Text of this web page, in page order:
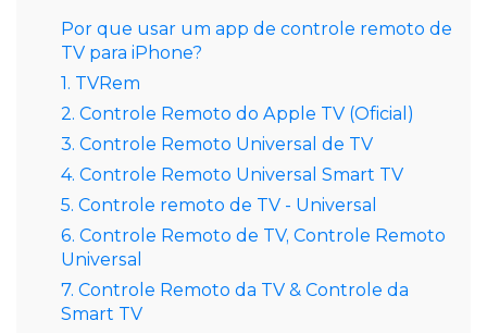
Por que usar um app de controle remoto de
TV para iPhone?
1. TVRem
2. Controle Remoto do Apple TV (Oficial)
3. Controle Remoto Universal de TV
4. Controle Remoto Universal Smart TV
5. Controle remoto de TV - Universal
6. Controle Remoto de TV, Controle Remoto
Universal
7. Controle Remoto da TV & Controle da
Smart TV